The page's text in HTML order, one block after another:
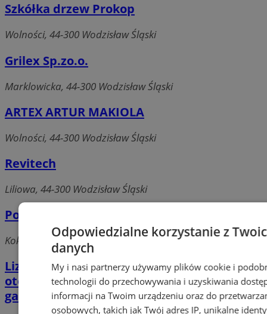
Szkółka drzew Prokop
Wolności, 44-300 Wodzisław Śląski
Grilex Sp.zo.o.
Marklowicka, 44-300 Wodzisław Śląski
ARTEX ARTUR MAKIOLA
Wolności, 44-300 Wodzisław Śląski
Revitech
Liliowa, 44-300 Wodzisław Śląski
Pol-Eko Aparatura Sp.j.
Kokoszycka, 44-300 Wodzisław Śląski
Lizurek-Szkatuła Dorota, lek. med.
otolaryngolog, gabinet medycyny pracy,
gabinet bhp
Odpowiedzialne korzystanie z
danych
My i nasi partnerzy używamy plików cookie i
technologii do przechowywania i uzyskiwania
informacji na Twoim urządzeniu oraz do
osobowych, takich jak Twój adres IP, unikalne